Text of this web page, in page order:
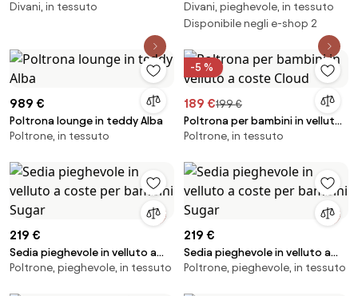
componibile per bambini in
Divani, in tessuto
per bambini in velluto a coste
fatto a mano Mila
Divani, pieghevole, in tessuto
Disponibile negli e-shop 2
989 €
Poltrona lounge in teddy Alba
Poltrone, in tessuto
-5 %
189 €199 €
Poltrona per bambini in velluto
a coste Cloud
Poltrone, in tessuto
219 €
Sedia pieghevole in velluto a
coste per bambini Sugar
Poltrone, pieghevole, in tessuto
219 €
Sedia pieghevole in velluto a
coste per bambini Sugar
Poltrone, pieghevole, in tessuto